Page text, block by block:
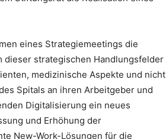
eines Strategiemeetings die
dieser strategischen Handlungsfelder
medizinische Aspekte und nicht
Spitals an ihren Arbeitgeber und
Digitalisierung ein neues
und Erhöhung der
New-Work-Lösungen für die